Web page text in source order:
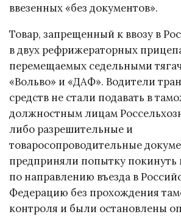
ввезенных «без документов».
Товар, запрещенный к ввозу в
в двух рефрижераторных
перемещаемых седельными
«Вольво» и «ДАФ». Водители
средств не стали подавать в
должностным лицам
либо разрешительные и
товаросопроводительные
предприняли попытку покинуть
по направлению въезда в
Федерацию без прохождения
контроля и были остановлены